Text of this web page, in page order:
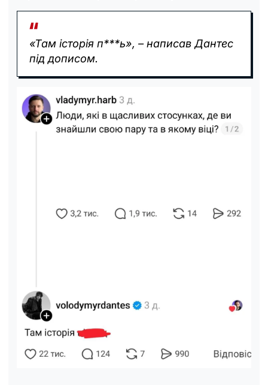
«Там історія п***ь», – написав Дантес
під дописом.